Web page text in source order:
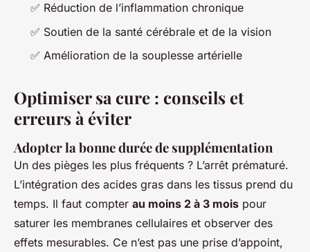
✅ Réduction de l’inflammation chronique
✅ Soutien de la santé cérébrale et de la vision
✅ Amélioration de la souplesse artérielle
Optimiser sa cure : conseils et
erreurs à éviter
Adopter la bonne durée de supplémentation
Un des pièges les plus fréquents ? L’arrêt prématuré.
L’intégration des acides gras dans les tissus prend du
temps. Il faut compter au moins 2 à 3 mois pour
saturer les membranes cellulaires et observer des
effets mesurables. Ce n’est pas une prise d’appoint,